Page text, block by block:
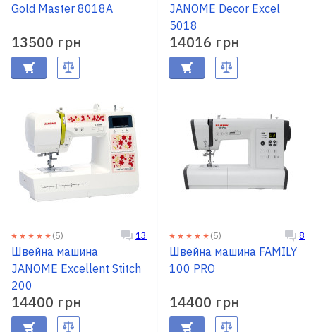
Gold Master 8018A
13500 грн
JANOME Decor Excel
5018
14016 грн
(5) 13
Швейна машина
JANOME Excellent Stitch
200
14400 грн
(5) 8
Швейна машина FAMILY
100 PRO
14400 грн